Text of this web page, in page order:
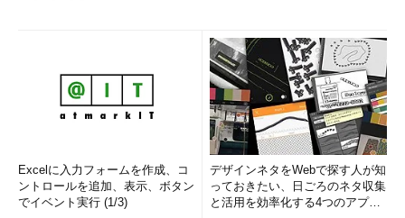
Excelに入力フォームを作成、コ
ントロールを追加、表示、ボタン
でイベント実行 (1/3)
デザインネタをWebで探す人が知
っておきたい、日ごろのネタ収集
と活用を効率化する4つのアプリ